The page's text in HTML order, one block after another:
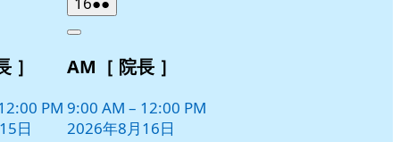
］
PM
日
年
月
日
件
イ
ン
ト)
Close
AM［ 院長 ］
9:00 AM – 12:00 PM
2026年8月16日